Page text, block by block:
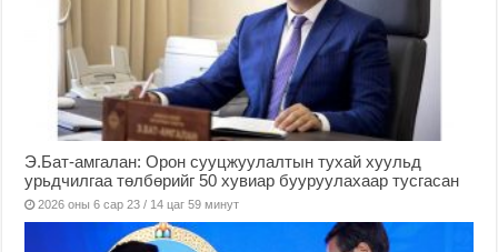
Э.Бат-амгалан: Орон сууцжуулалтын тухай хуульд
урьдчилгаа төлбөрийг 50 хувиар бууруулахаар тусгасан
2026 оны 6 сар 23 / 14 цаг 59 минут